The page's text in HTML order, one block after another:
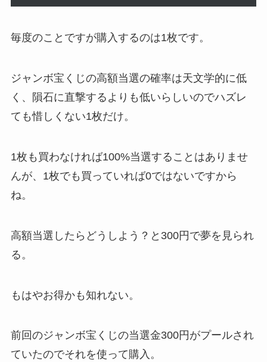
毎度のことですが購入するのは1枚です。
ジャンボ宝くじの高額当選の確率は天文学的に低
く、隕石に直撃するよりも低いらしいのでハズレ
ても惜しくない1枚だけ。
1枚も買わなければ100%当選することはありませ
んが、1枚でも買っていれば0ではないですから
ね。
高額当選したらどうしよう？と300円で夢を見られ
る。
もはやお得かも知れない。
前回のジャンボ宝くじの当選金300円がプールされ
ていたのでそれを使って購入。